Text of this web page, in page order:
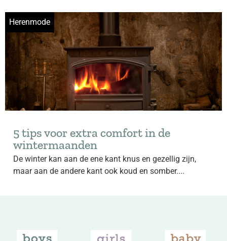
Herenmode
5 tips voor extra comfort in de
wintermaanden
De winter kan aan de ene kant knus en gezellig zijn,
maar aan de andere kant ook koud en somber....